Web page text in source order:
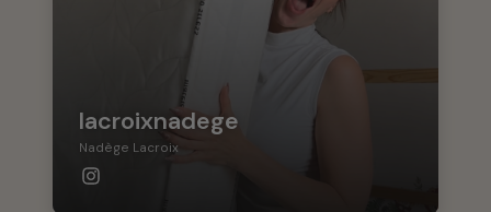
lacroixnadege
Nadège Lacroix